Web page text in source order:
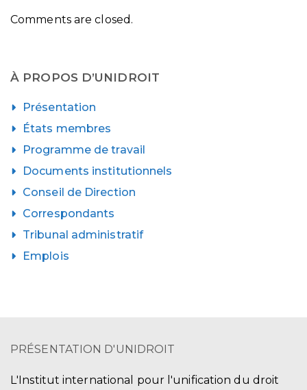
Comments are closed.
À PROPOS D’UNIDROIT
Présentation
États membres
Programme de travail
Documents institutionnels
Conseil de Direction
Correspondants
Tribunal administratif
Emplois
PRÉSENTATION D'UNIDROIT
L'Institut international pour l'unification du droit